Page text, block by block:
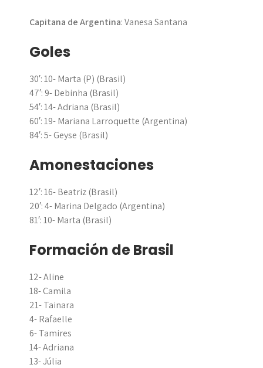
Capitana de Argentina: Vanesa Santana
Goles
30′: 10- Marta (P) (Brasil)
47′: 9- Debinha (Brasil)
54′: 14- Adriana (Brasil)
60′: 19- Mariana Larroquette (Argentina)
84′: 5- Geyse (Brasil)
Amonestaciones
12′: 16- Beatriz (Brasil)
20′: 4- Marina Delgado (Argentina)
81′: 10- Marta (Brasil)
Formación de Brasil
12- Aline
18- Camila
21- Tainara
4- Rafaelle
6- Tamires
14- Adriana
13- Júlia